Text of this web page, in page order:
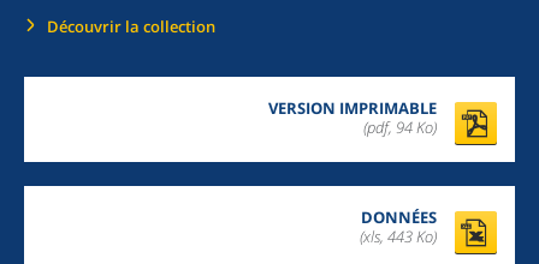
Découvrir la collection
VERSION IMPRIMABLE
(pdf, 94 Ko)
DONNÉES
(xls, 443 Ko)